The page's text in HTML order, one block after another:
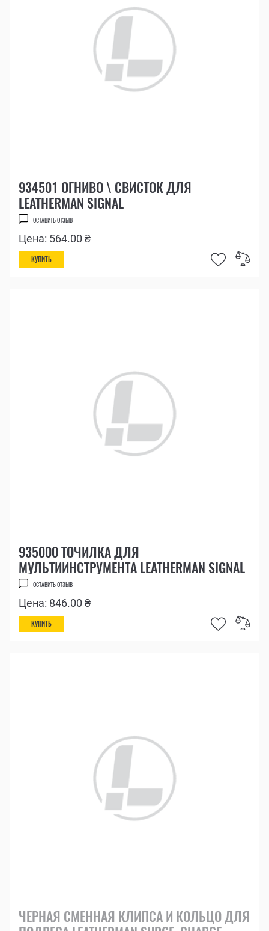
934501 ОГНИВО \ СВИСТОК ДЛЯ
LEATHERMAN SIGNAL
ОСТАВИТЬ ОТЗЫВ
Цена: 564.00 ₴
КУПИТЬ
935000 ТОЧИЛКА ДЛЯ
МУЛЬТИИНСТРУМЕНТА LEATHERMAN SIGNAL
ОСТАВИТЬ ОТЗЫВ
Цена: 846.00 ₴
КУПИТЬ
ЧЕРНАЯ СМЕННАЯ КЛИПСА И КОЛЬЦО ДЛЯ